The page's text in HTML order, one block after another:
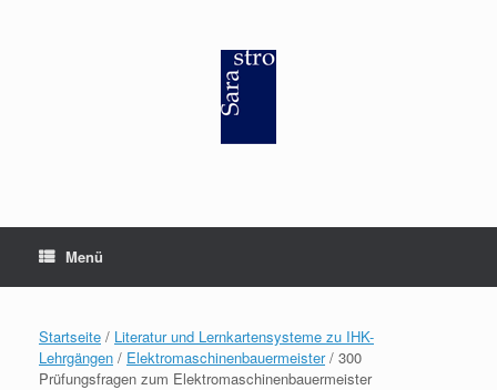
Menü
Startseite / Literatur und Lernkartensysteme zu IHK-
Lehrgängen / Elektromaschinenbauermeister/ 300
Prüfungsfragen zum Elektromaschinenbauermeister